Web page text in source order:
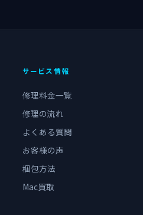
サービス情報
修理料金一覧
修理の流れ
よくある質問
お客様の声
梱包方法
Mac買取